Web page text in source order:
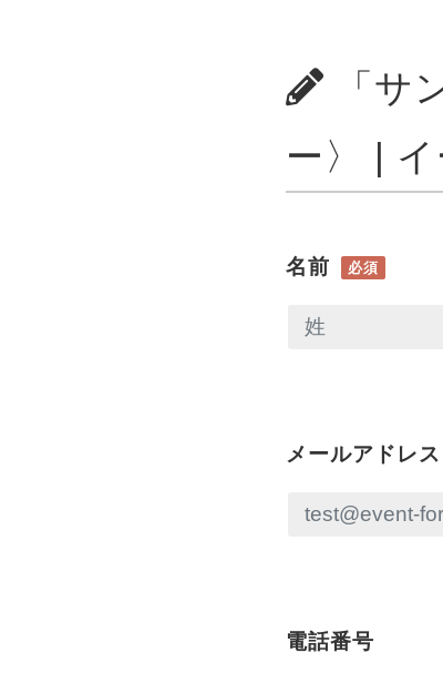
「サ
ー〉 |
名前 必須
メールアドレス
電話番号